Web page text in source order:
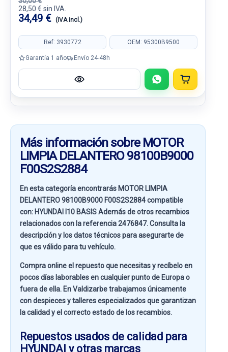
28,50 € sin IVA.
34,49 € (IVA incl.)
Ref: 3930772 OEM: 95300B9500
Garantía 1 año Envío 24-48h
Más información sobre MOTOR
LIMPIA DELANTERO 98100B9000
F00S2S2884
En esta categoría encontrarás MOTOR LIMPIA
DELANTERO 98100B9000 F00S2S2884 compatible
con: HYUNDAI I10 BASISAdemás de otros recambios
relacionados con la referencia2476847. Consulta la
descripción y los datos técnicos para asegurarte de
que es válido para tu vehículo.
Compra online el repuesto que necesitas y recíbelo en
pocos días laborables en cualquier punto de Europa o
fuera de ella. EnValdizarbetrabajamos únicamente
con despieces y talleres especializados que garantizan
la calidad y el correcto estado de los recambios.
Repuestos usados de calidad para
HYUNDAI y otras marcas